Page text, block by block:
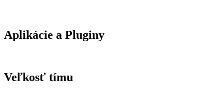
Aplikácie a Pluginy
Veľkosť tímu